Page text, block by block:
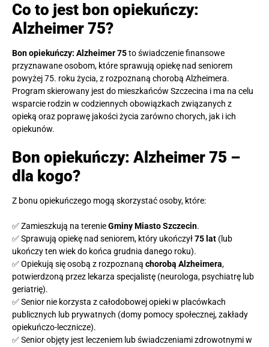
Co to jest bon opiekuńczy:
Alzheimer 75?
Bon opiekuńczy: Alzheimer 75to świadczenie finansowe
przyznawane osobom, które sprawują opiekę nad seniorem
powyżej 75. roku życia, z rozpoznaną chorobą Alzheimera.
Program skierowany jest do mieszkańców Szczecina i ma na celu
wsparcie rodzin w codziennych obowiązkach związanych z
opieką oraz poprawę jakości życia zarówno chorych, jak i ich
opiekunów.
Bon opiekuńczy: Alzheimer 75 –
dla kogo?
Z bonu opiekuńczego mogą skorzystać osoby, które:
✅ Zamieszkują na terenieGminy Miasto Szczecin.
✅ Sprawują opiekę nad seniorem, który ukończył75 lat (lub
ukończy ten wiek do końca grudnia danego roku).
✅ Opiekują się osobą z rozpoznaną chorobą Alzheimera,
potwierdzoną przez lekarza specjalistę (neurologa, psychiatrę lub
geriatrię).
✅ Senior nie korzysta z całodobowej opieki w placówkach
publicznych lub prywatnych (domy pomocy społecznej, zakłady
opiekuńczo-lecznicze).
✅ Senior objęty jest leczeniem lub świadczeniami zdrowotnymi w